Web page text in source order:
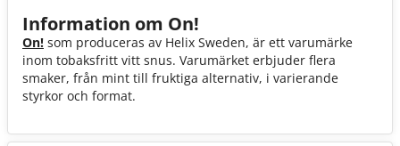
Information om On!
On! som produceras av Helix Sweden, är ett varumärke
inom tobaksfritt vitt snus. Varumärket erbjuder flera
smaker, från mint till fruktiga alternativ, i varierande
styrkor och format.